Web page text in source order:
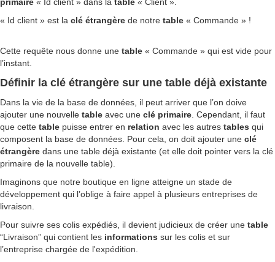
« Id client » est la clé étrangère de notre table « Commande » !
Cette requête nous donne une table « Commande » qui est vide pour
l’instant.
Définir la clé étrangère sur une table déjà existante
Dans la vie de la base de données, il peut arriver que l’on doive
ajouter une nouvelle table avec une clé primaire . Cependant, il faut
que cette table puisse entrer en relation avec les autres tables qui
composent la base de données. Pour cela, on doit ajouter une clé
étrangère dans une table déjà existante (et elle doit pointer vers la clé
primaire de la nouvelle table).
Imaginons que notre boutique en ligne atteigne un stade de
développement qui l’oblige à faire appel à plusieurs entreprises de
livraison.
Pour suivre ses colis expédiés, il devient judicieux de créer une table
“Livraison” qui contient les informations sur les colis et sur
l’entreprise chargée de l'expédition.